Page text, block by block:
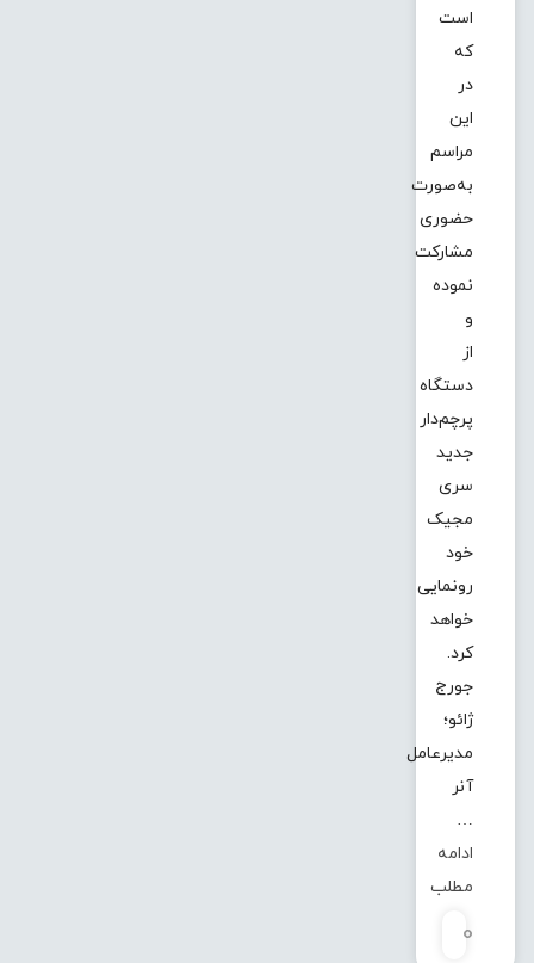
است
که
در
این
مراسم
به‌صورت
حضوری
مشارکت
نموده
و
از
دستگاه
پرچم‌دار
جدید
سری
مجیک
خود
رونمایی
خواهد
کرد.
جورج
ژائو؛
مدیرعامل
آنر
…
ادامه
مطلب
0